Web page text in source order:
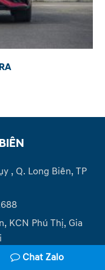
, Q. Long Biên, TP
KCN Phú Thị, Gia
Chat Zalo